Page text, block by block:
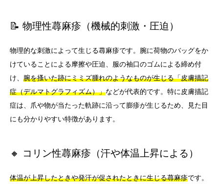
📝 物理性蕁麻疹（機械的刺激・圧迫）
物理的な刺激によって生じる蕁麻疹です。腕に荷物のバッグをか
けていることによる摩擦や圧迫、服の袖口のゴムによる締め付
け、 腕を搔いた跡にミミズ腫れのようなものが生じる「皮膚描記
症（デルマトグラフィズム）」などが代表的です。特に皮膚描記
症は、爪や物が当たった軌跡に沿って膨疹が生じるため、見た目
にも分かりやすい特徴があります。
🔸 コリン性蕁麻疹（汗や体温上昇による）
体温が上昇したときや発汗が促されたときに生じる蕁麻疹です。